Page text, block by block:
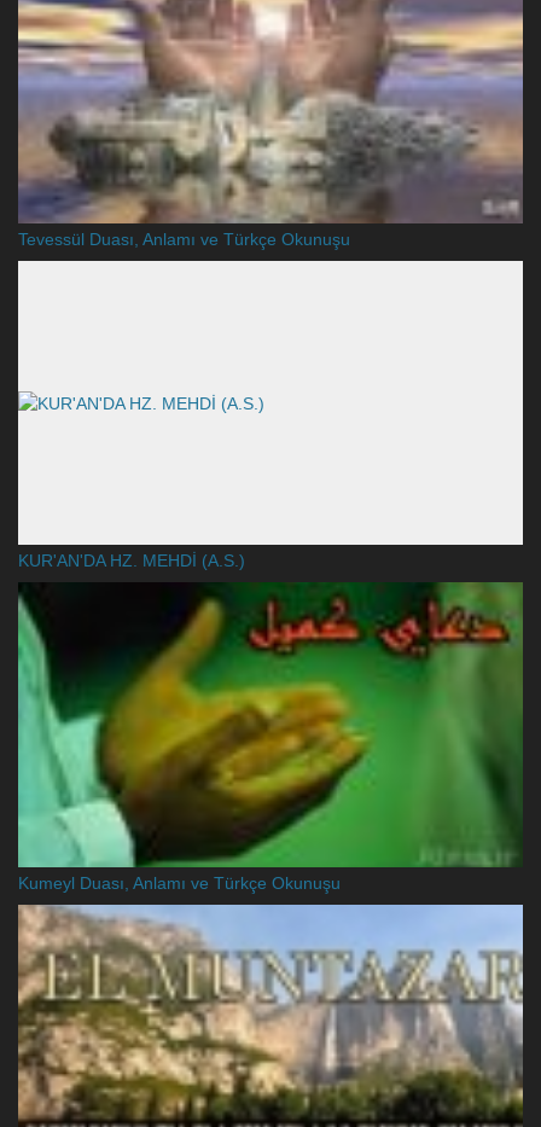
Tevessül Duası, Anlamı ve Türkçe Okunuşu
KUR'AN'DA HZ. MEHDİ (A.S.)
Kumeyl Duası, Anlamı ve Türkçe Okunuşu